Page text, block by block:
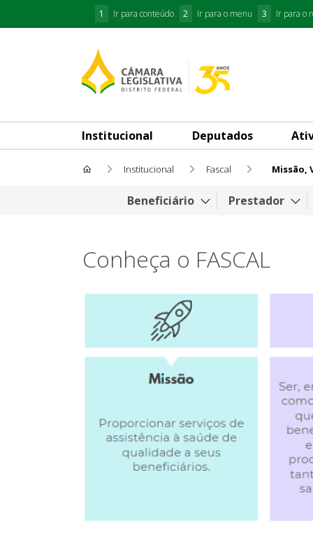
1 Ir para conteúdo 2 Ir para o menu 3 Ir para o
Institucional Deputados
Institucional Fascal Missão,
Missão, Visão e Valores
Beneficiário Prestador
Conheça o FASCAL